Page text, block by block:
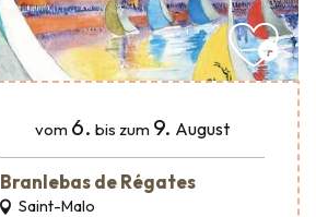
vom 6. bis zum 9. August
Branlebas de Régates
Saint-Malo